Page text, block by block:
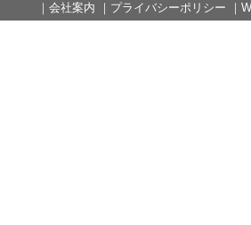
｜ 会社案内 ｜ プライバシーポリシー ｜